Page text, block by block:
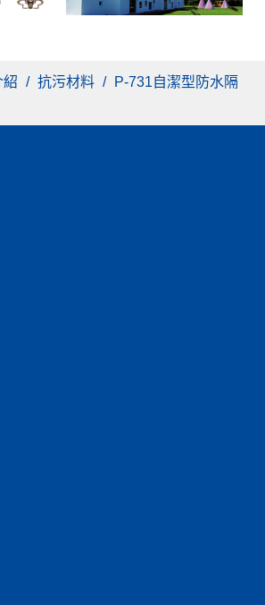
紹 / 抗污材料 /
P-731自潔型防水隔